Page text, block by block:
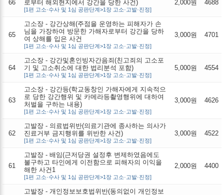
66
로부터 해외현지에서 강간을 당한 사건)
[1편 고소·수사 및 1심 공판단계>1장 고소·고발·진정]
2,000원 4688
65
고소장 - 강간상해(주점을 운영하는 피해자가 손
님을 가장하여 방문한 가해자로부터 강간을 당하
여 상해를 입은 사건
[1편 고소·수사 및 1심 공판단계>1장 고소·고발·진정]
3,000원 4701
64
고소장 - 강간및혼인빙자간음죄(친고죄의 고소포
기 및 고소취소에 대한 법리분석 포함)
[1편 고소·수사 및 1심 공판단계>1장 고소·고발·진정]
5,000원 4554
63
고소장 - 강간등(학교동창인 가해자에게 지속적으
로 당한 강간행위 및 카메라등촬영행위에 대하여
처벌을 구하는 내용)
[1편 고소·수사 및 1심 공판단계>1장 고소·고발·진정]
3,000원 4626
62
고발장 - 의료법위반(의료기관에 종사하는 의사가
진료거부 금지행위를 위반한 사건)
[1편 고소·수사 및 1심 공판단계>1장 고소·고발·진정]
3,000원 4522
61
고발장 - 배임(근저당권 설정후 변제하였음에도
불구하고 타인에게 이전함으로 피해자의 이익을
해한 사건1
[1편 고소·수사 및 1심 공판단계>1장 고소·고발·진정]
2,000원 4400
고발장 - 개인정보보호법위반(동의없이 개인정보